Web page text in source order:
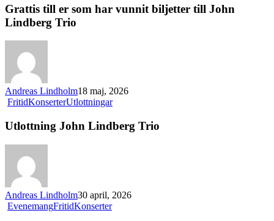
er
Grattis till er som har vunnit biljetter till John
Lindberg Trio
Andreas Lindholm18 maj, 2026
FritidKonserterUtlottningarUtlottning
Lindberg
Utlottning John Lindberg Trio
Andreas Lindholm30 april, 2026
EvenemangFritidKonserterThe